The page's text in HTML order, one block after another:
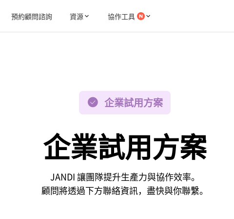
預約顧問諮詢 資源 協作工具
企業試用方案
企業試用方案
JANDI 讓團隊提升生產力與協作效率。
顧問將透過下方聯絡資訊，盡快與你聯繫。